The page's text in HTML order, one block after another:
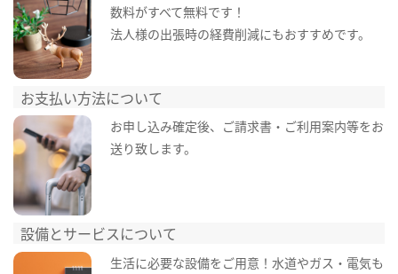
数料がすべて無料です！
法人様の出張時の経費削減にもおすすめです。
お支払い方法について
お申し込み確定後、ご請求書・ご利用案内等をお
送り致します。
設備とサービスについて
生活に必要な設備をご用意！水道やガス・電気も